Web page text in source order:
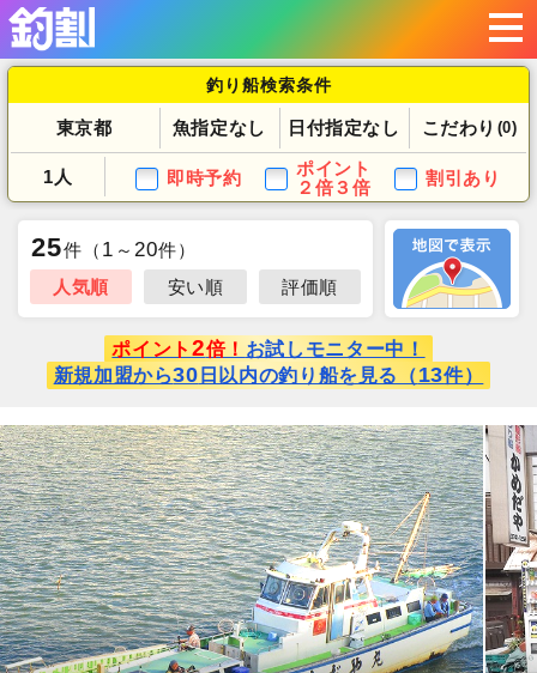
釣り船検索条件
東京都 魚指定なし 日付指定なし こだわり (0)
1人 即時予約
ポイント
２倍３倍
割引あり
25件 （ 1 ～ 20件）
人気順
安い順 評価順
ポイント 2倍！ お試しモニター中！
新規加盟から30 日以内の釣り船を見る（13件）